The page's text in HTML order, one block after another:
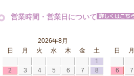
営業時間・営業日について
2026年8月
日
月 火 水 木 金
土
1
2
3 4 5 6 7
8
日
月
6
7